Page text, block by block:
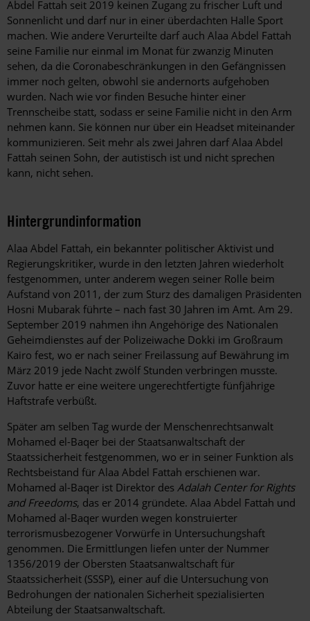
Abdel Fattah seit 2019 keinen Zugang zu frischer Luft und
Sonnenlicht und darf nur in einer überdachten Halle Sport
machen. Wie andere Verurteilte darf auch Alaa Abdel Fattah
seine Familie nur einmal im Monat für zwanzig Minuten
sehen, da die Coronabeschränkungen in den Gefängnissen
immer noch gelten, obwohl sie andernorts aufgehoben
wurden. Nach wie vor finden Besuche hinter einer
Trennscheibe statt, sodass er seine Familie nicht in den Arm
nehmen kann. Sie können nur über ein Headset miteinander
kommunizieren. Seit mehr als zwei Jahren darf Alaa Abdel
Fattah seinen Sohn, der autistisch ist und nicht sprechen
kann, nicht sehen.
Hintergrundinformation
Hintergrund
Alaa Abdel Fattah, ein bekannter politischer Aktivist und
Regierungskritiker, wurde in den letzten Jahren wiederholt
festgenommen, unter anderem wegen seiner Rolle beim
Aufstand von 2011, der zum Sturz des damaligen Präsidenten
Hosni Mubarak führte – nach fast 30 Jahren im Amt. Am 29.
September 2019 nahmen ihn Angehörige des Nationalen
Geheimdienstes auf der Polizeiwache Dokki im Großraum
Kairo fest, wo er nach seiner Freilassung auf Bewährung im
März 2019 jede Nacht zwölf Stunden verbringen musste.
Zuvor hatte er eine weitere ungerechtfertigte fünfjährige
Haftstrafe verbüßt.
Später am selben Tag wurde der Menschenrechtsanwalt
Mohamed el-Baqer bei der Staatsanwaltschaft der
Staatssicherheit festgenommen, wo er in seiner Funktion als
Rechtsbeistand für Alaa Abdel Fattah erschienen war.
Mohamed al-Baqer ist Direktor des Adalah Center for Rights
and Freedoms, das er 2014 gründete. Alaa Abdel Fattah und
Mohamed al-Baqer wurden wegen konstruierter
terrorismusbezogener Vorwürfe in Untersuchungshaft
genommen. Die Ermittlungen liefen unter der Nummer
1356/2019 der Obersten Staatsanwaltschaft für
Staatssicherheit (SSSP), einer auf die Untersuchung von
Bedrohungen der nationalen Sicherheit spezialisierten
Abteilung der Staatsanwaltschaft.